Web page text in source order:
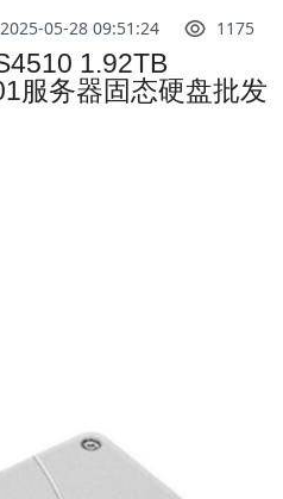
2025-05-28 09:51:24 1175
1.92TB
服务器固态硬盘批发